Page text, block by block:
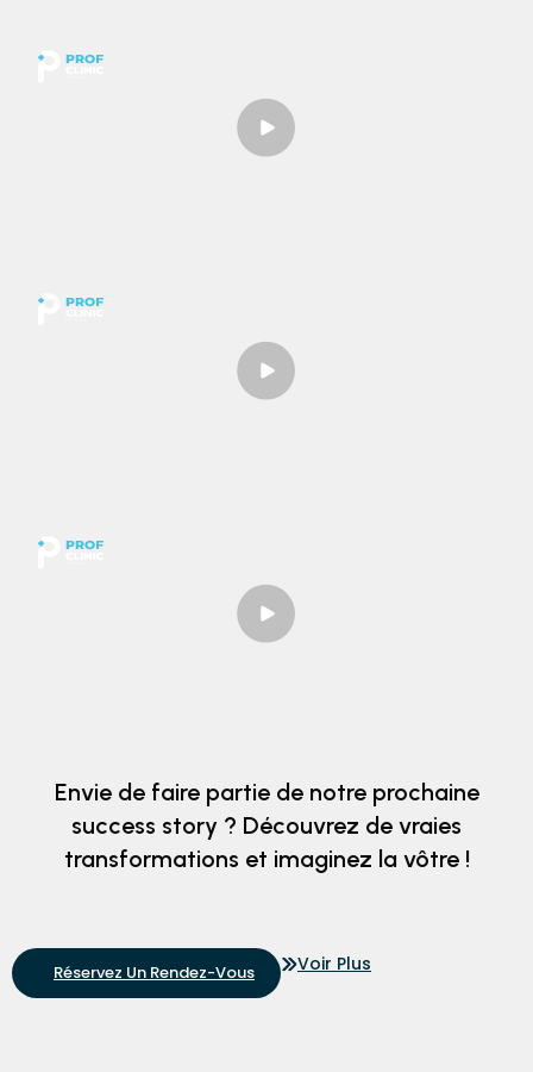
Envie de faire partie de notre prochaine
success story ? Découvrez de vraies
transformations et imaginez la vôtre !
Réservez Un Rendez-Vous Voir Plus